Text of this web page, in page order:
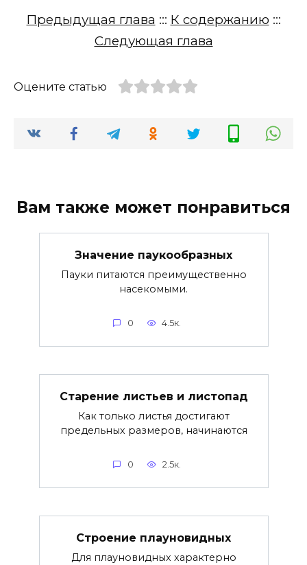
Предыдущая глава ::: К содержанию :::
Следующая глава
Оцените статью
Вам также может понравиться
Значение паукообразных
Пауки питаются преимущественно
насекомыми.
0 4.5к.
Старение листьев и листопад
Как только листья достигают
предельных размеров, начинаются
0 2.5к.
Строение плауновидных
Для плауновидных характерно